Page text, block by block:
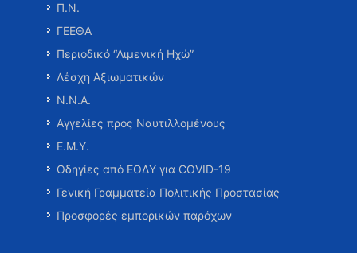
Π.Ν.
ΓΕΕΘΑ
Περιοδικό “Λιμενική Ηχώ”
Λέσχη Αξιωματικών
Ν.Ν.Α.
Αγγελίες προς Ναυτιλλομένους
Ε.Μ.Υ.
Οδηγίες από ΕΟΔΥ για COVID-19
Γενική Γραμματεία Πολιτικής Προστασίας
Προσφορές εμπορικών παρόχων